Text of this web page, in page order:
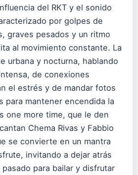
del RKT y el sonido
por golpes de
graves pesados y un ritmo
al movimiento constante. La
urbana y nocturna, hablando
de conexiones
el estrés y de mandar fotos
para mantener encendida la
one more time, que le den
Chema Rivas y Fabbio
se convierte en un mantra
invitando a dejar atrás
para bailar y disfrutar